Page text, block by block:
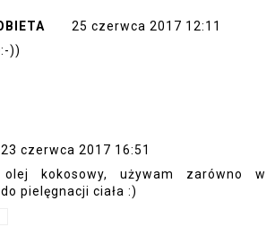
25 czerwca 2017 12:11
))
23 czerwca 2017 16:51
olej kokosowy, używam zarówno w
pielęgnacji ciała :)